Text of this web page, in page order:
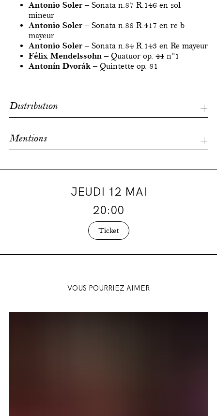
Antonio Soler– Sonata n.87 R.146 en sol
mineur
Antonio Soler– Sonata n.88 R.417 en re b
mayeur
Antonio Soler– Sonata n.84 R.143 en Re mayeur
Félix Mendelssohn– Quatuor op. 44 n°1
Antonín Dvorák– Quintette op. 81
Distribution
Quatuor ArdeoQuatuor à cordes
Mi-Sa Yangviolon
violoncelle
Mentions
Mécénat Musical Société Générale
JEUDI 12 MAI
20:00
Ticket
VOUS POURRIEZ AIMER